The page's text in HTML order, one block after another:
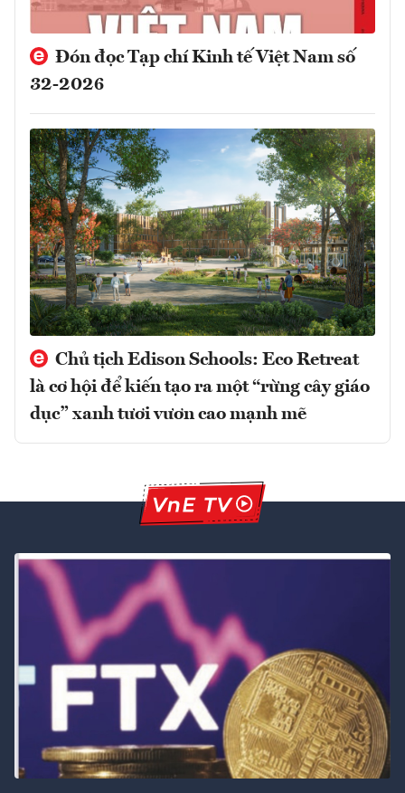
Đón đọc Tạp chí Kinh tế Việt Nam số
32-2026
Chủ tịch Edison Schools: Eco Retreat
là cơ hội để kiến tạo ra một “rừng cây giáo
dục” xanh tươi vươn cao mạnh mẽ